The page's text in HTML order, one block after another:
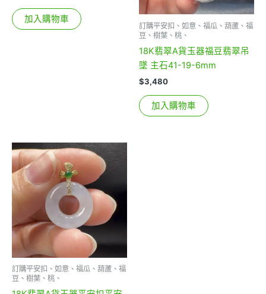
加入購物車
訂購平安扣、如意、福瓜、葫蘆、福
豆、樹葉、桃、
18K翡翠A貨玉器福豆翡翠吊
墜 主石41-19-6mm
$3,480
加入購物車
訂購平安扣、如意、福瓜、葫蘆、福
豆、樹葉、桃、